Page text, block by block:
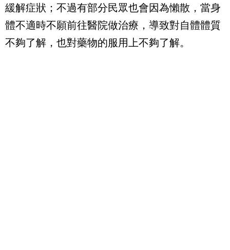
緩解症狀；不過有部分民眾也會因為懶散，當身
體不適時不願前往醫院做治療，導致對自體體質
不夠了解，也對藥物的服用上不夠了解。